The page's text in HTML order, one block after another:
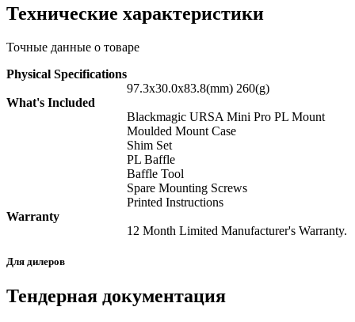
Технические характеристики
Точные данные о товаре
Physical Specifications
97.3x30.0x83.8(mm) 260(g)
What's Included
Blackmagic URSA Mini Pro PL Mount
Moulded Mount Case
Shim Set
PL Baffle
Baffle Tool
Spare Mounting Screws
Printed Instructions
Warranty
12 Month Limited Manufacturer's Warranty.
Для дилеров
Тендерная документация